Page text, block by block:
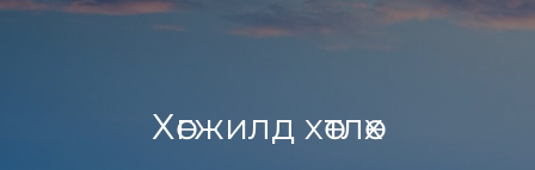
Хөгжилд хөтлөх